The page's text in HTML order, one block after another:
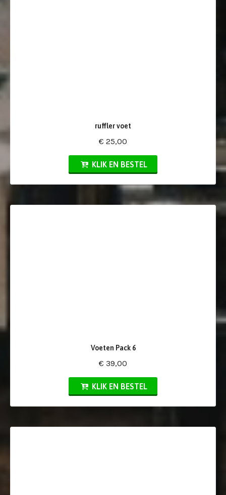
ruffler voet
€ 25,00
KLIK EN BESTEL
Voeten Pack 6
€ 39,00
KLIK EN BESTEL